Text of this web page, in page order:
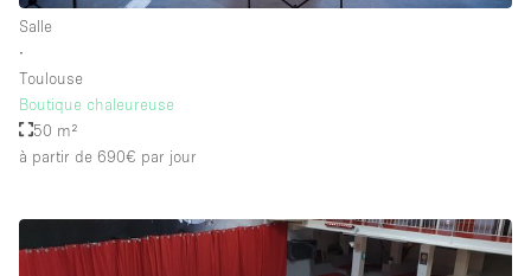
Sous-sol
Centre commercial
Rooftop
Salle
∙
Toulouse
Boutique chaleureuse
50 m²
à partir de 690€ par jour